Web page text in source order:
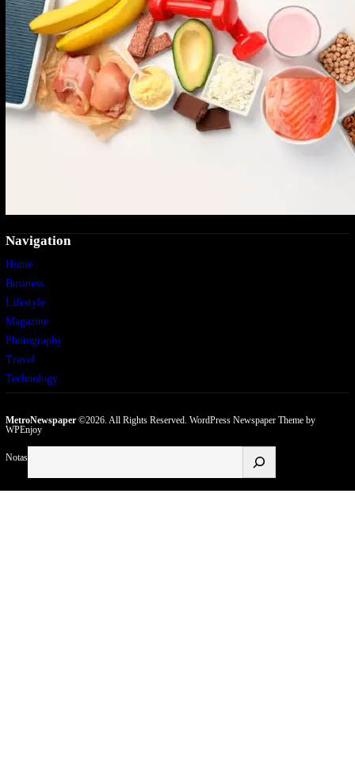
Navigation
Home
Business
Lifestyle
Magazine
Photography
Travel
Technology
MetroNewspaper©2026. All Rights Reserved. WordPress Newspaper Themeby
WPEnjoy
Notas